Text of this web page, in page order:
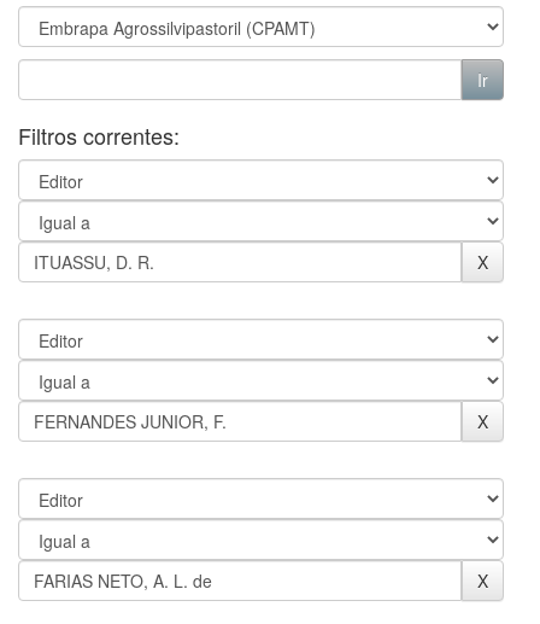
Filtros correntes: